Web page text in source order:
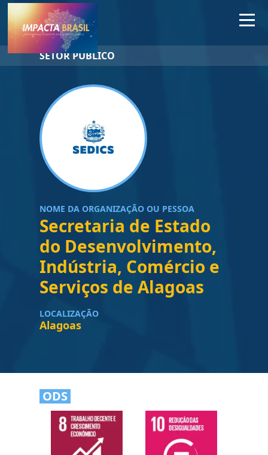
SETOR PÚBLICO
NOME DA ORGANIZAÇÃO OU PESSOA
Secretaria de Estado
do Desenvolvimento,
Indústria, Comércio e
Serviços de Alagoas
LOCALIZAÇÃO
Alagoas
ODS